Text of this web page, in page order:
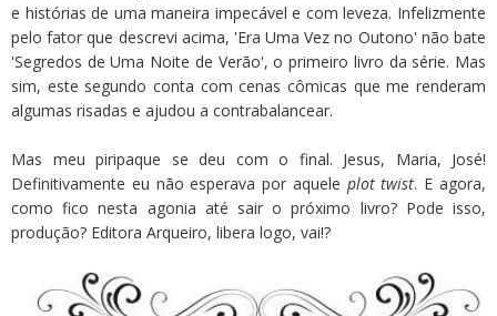
e histórias de uma maneira impecável e com leveza. Infelizmente
pelo fator que descrevi acima, 'Era Uma Vez no Outono' não bate
'Segredos de Uma Noite de Verão', o primeiro livro da série. Mas
sim, este segundo conta com cenas cômicas que me renderam
algumas risadas e ajudou a contrabalancear.
Mas meu piripaque se deu com o final. Jesus, Maria, José!
Definitivamente eu não esperava por aquele plot twist. E agora,
como fico nesta agonia até sair o próximo livro? Pode isso,
produção? Editora Arqueiro, libera logo, vai!?